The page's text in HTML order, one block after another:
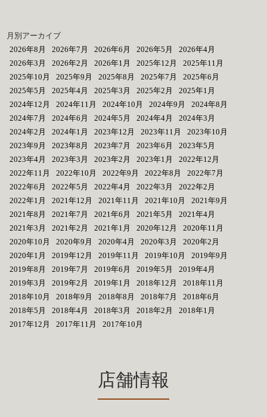
月別アーカイブ
2026年8月
2026年7月 2026年6月 2026年5月
2026年4月
2026年3月
2026年2月 2026年1月 2025年12月
2025年11月
2025年10月
2025年9月 2025年8月 2025年7月
2025年6月
2025年5月
2025年4月 2025年3月 2025年2月
2025年1月
2024年12月
2024年11月 2024年10月 2024年9月
2024年8月
2024年7月
2024年6月 2024年5月 2024年4月
2024年3月
2024年2月
2024年1月 2023年12月 2023年11月
2023年10月
2023年9月
2023年8月 2023年7月 2023年6月
2023年5月
2023年4月
2023年3月 2023年2月 2023年1月
2022年12月
2022年11月
2022年10月 2022年9月 2022年8月
2022年7月
2022年6月
2022年5月 2022年4月 2022年3月
2022年2月
2022年1月
2021年12月 2021年11月 2021年10月
2021年9月
2021年8月
2021年7月 2021年6月 2021年5月
2021年4月
2021年3月
2021年2月 2021年1月 2020年12月
2020年11月
2020年10月
2020年9月 2020年4月 2020年3月
2020年2月
2020年1月
2019年12月 2019年11月 2019年10月
2019年9月
2019年8月
2019年7月 2019年6月 2019年5月
2019年4月
2019年3月
2019年2月 2019年1月 2018年12月
2018年11月
2018年10月
2018年9月 2018年8月 2018年7月
2018年6月
2018年5月
2018年4月 2018年3月 2018年2月
2018年1月
2017年12月
2017年11月 2017年10月
店舗情報